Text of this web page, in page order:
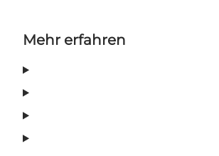
Mehr erfahren